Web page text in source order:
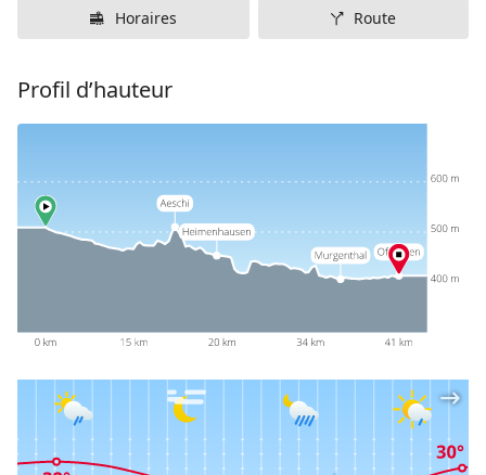
Horaires Route
Profil d’hauteur